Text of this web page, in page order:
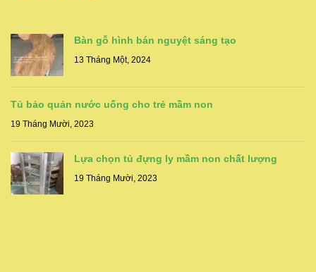
Bàn gỗ hình bán nguyệt sáng tạo
13 Tháng Một, 2024
Tủ bảo quản nước uống cho trẻ mầm non
19 Tháng Mười, 2023
Lựa chọn tủ đựng ly mầm non chất lượng
19 Tháng Mười, 2023